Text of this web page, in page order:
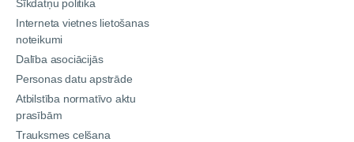
Sīkdatņu politika
Interneta vietnes lietošanas
noteikumi
Dalība asociācijās
Personas datu apstrāde
Atbilstība normatīvo aktu
prasībām
Trauksmes celšana